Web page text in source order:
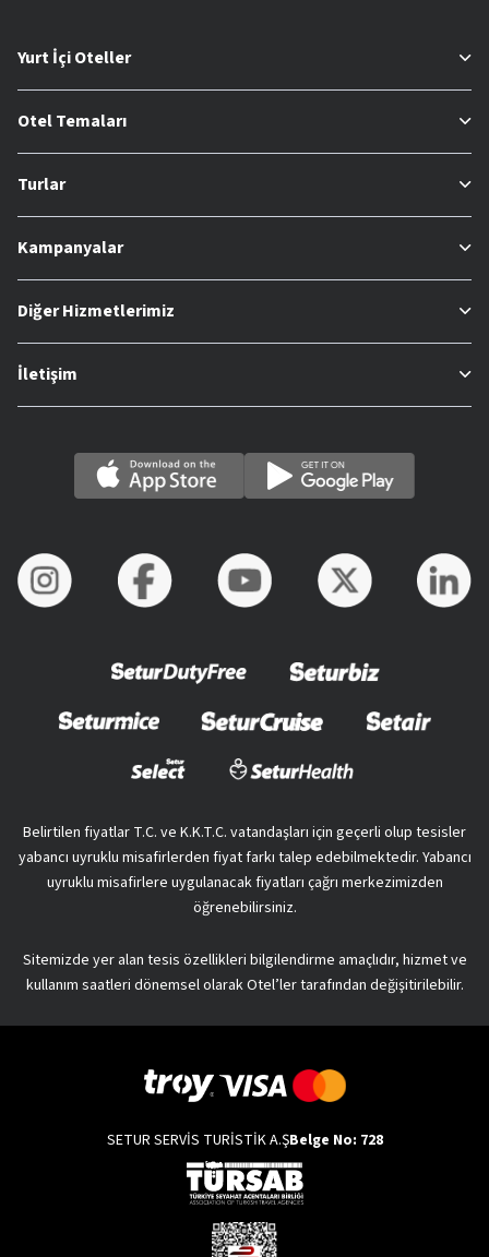
Yurt İçi Oteller
Otel Temaları
Turlar
Kampanyalar
Diğer Hizmetlerimiz
İletişim
Belirtilen fiyatlar T.C. ve K.K.T.C. vatandaşları için geçerli olup tesisler
yabancı uyruklu misafirlerden fiyat farkı talep edebilmektedir. Yabancı
uyruklu misafirlere uygulanacak fiyatları çağrı merkezimizden
öğrenebilirsiniz.
Sitemizde yer alan tesis özellikleri bilgilendirme amaçlıdır, hizmet ve
kullanım saatleri dönemsel olarak Otel’ler tarafından değişitirilebilir.
SETUR SERVİS TURİSTİK A.ŞBelge No: 728